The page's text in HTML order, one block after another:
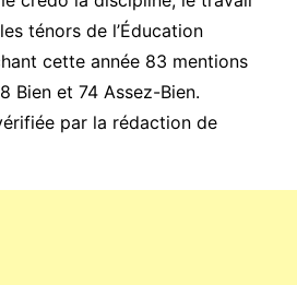
ténors de l’Éducation
cette année 83 mentions
Bien et 74 Assez-Bien.
par la rédaction de